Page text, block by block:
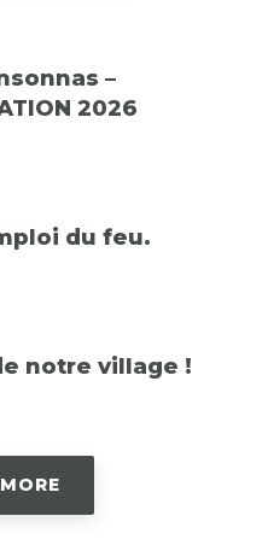
–
2026
du feu.
notre village !